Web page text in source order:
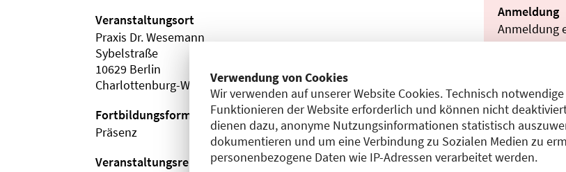
Verwendung von Cookies
Wir verwenden auf unserer Website Cookies. Technisch
Funktionieren der Website erforderlich und können nicht
dienen dazu, anonyme Nutzungsinformationen statistisch
dokumentieren und um eine Verbindung zu Sozialen Medien zu
personenbezogene Daten wie IP-Adressen verarbeitet werden.
Anmeldung
Anmeldung
Dokumente
Programm
Veranstaltungsort
Praxis Dr. Wesemann
Sybelstraße
10629 Berlin
Charlottenburg-Wilmersdorf
Fortbildungsformat
Präsenz
Veranstaltungsreihe